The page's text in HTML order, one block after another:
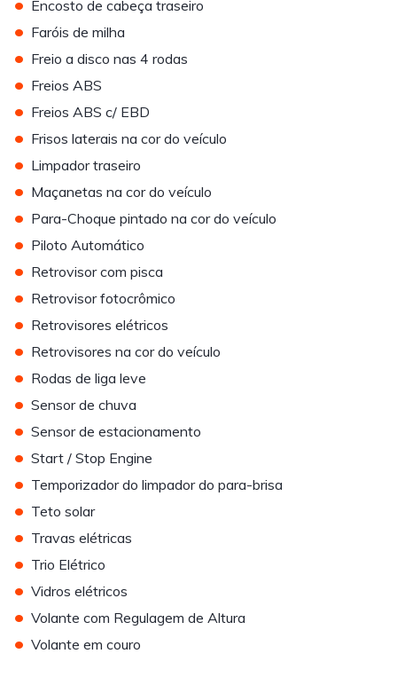
Encosto de cabeça traseiro
• Faróis de milha
• Freio a disco nas 4 rodas
• Freios ABS
• Freios ABS c/ EBD
• Frisos laterais na cor do veículo
• Limpador traseiro
• Maçanetas na cor do veículo
• Para-Choque pintado na cor do veículo
• Piloto Automático
• Retrovisor com pisca
• Retrovisor fotocrômico
• Retrovisores elétricos
• Retrovisores na cor do veículo
• Rodas de liga leve
• Sensor de chuva
• Sensor de estacionamento
• Start / Stop Engine
• Temporizador do limpador do para-brisa
• Teto solar
• Travas elétricas
• Trio Elétrico
• Vidros elétricos
• Volante com Regulagem de Altura
• Volante em couro